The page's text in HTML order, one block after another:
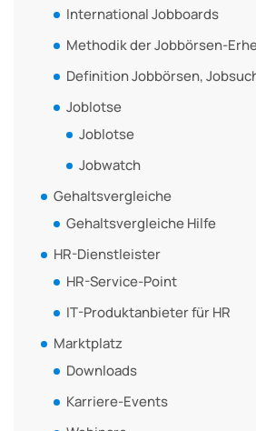
International Jobboards
Methodik der Jobbörsen-
Definition Jobbörsen,
Joblotse
Joblotse
Jobwatch
Gehaltsvergleiche
Gehaltsvergleiche Hilfe
HR-Dienstleister
HR-Service-Point
IT-Produktanbieter für HR
Marktplatz
Downloads
Karriere-Events